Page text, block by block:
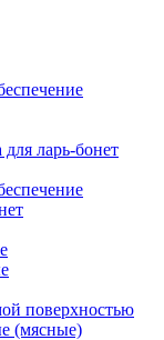
ларь-бонет
поверхностью
(мясные)